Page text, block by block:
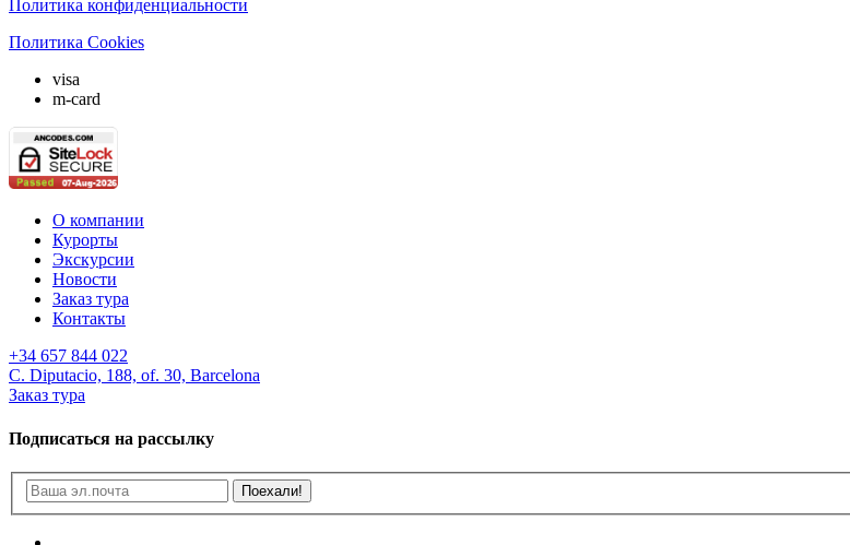
Политика конфиденциальности
Политика Cookies
visa
m-card
О компании
Курорты
Экскурсии
Новости
Заказ тура
Контакты
+34 657 844 022
C. Diputacio, 188, of. 30, Barcelona
Заказ тура
Подписаться на рассылку